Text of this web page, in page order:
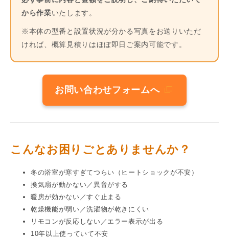
から作業いたします。
※本体の型番と設置状況が分かる写真をお送りいただ
ければ、概算見積りはほぼ即日ご案内可能です。
お問い合わせフォームへ
こんなお困りごとありませんか？
冬の浴室が寒すぎてつらい（ヒートショックが不安）
換気扇が動かない／異音がする
暖房が効かない／すぐ止まる
乾燥機能が弱い／洗濯物が乾きにくい
リモコンが反応しない／エラー表示が出る
10年以上使っていて不安